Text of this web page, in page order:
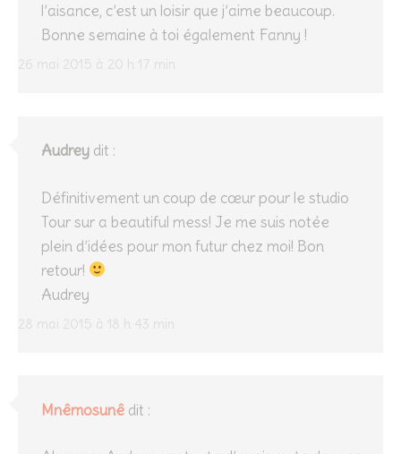
26 mai 2015 à 20 h 17 min
l’aisance, c’est un loisir que j’aime beaucoup.
Bonne semaine à toi également Fanny !
Audrey dit :
28 mai 2015 à 18 h 43 min
Définitivement un coup de cœur pour le studio
Tour sur a beautiful mess! Je me suis notée
plein d’idées pour mon futur chez moi! Bon
retour!
Audrey
Mnêmosunê dit :